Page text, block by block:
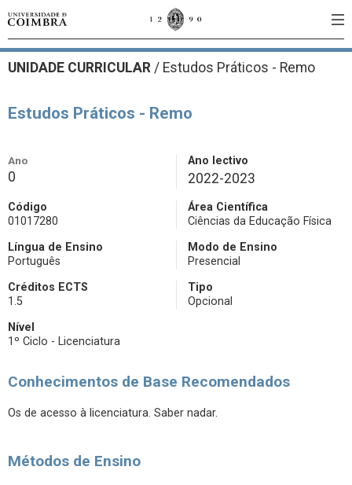
UNIDADE CURRICULAR / Estudos Práticos - Remo
Estudos Práticos - Remo
Ano
0
Ano lectivo
2022-2023
Código
01017280
Área Científica
Ciências da Educação Física
Língua de Ensino
Português
Modo de Ensino
Presencial
Créditos ECTS
1.5
Tipo
Opcional
Nível
1º Ciclo - Licenciatura
Conhecimentos de Base Recomendados
Os de acesso à licenciatura. Saber nadar.
Métodos de Ensino